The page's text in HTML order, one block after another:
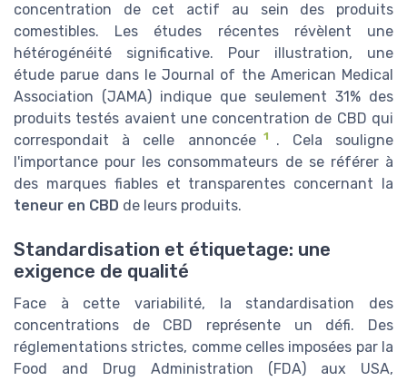
concentration de cet actif au sein des produits
comestibles. Les études récentes révèlent une
hétérogénéité significative. Pour illustration, une
étude parue dans le Journal of the American Medical
Association (JAMA) indique que seulement 31% des
produits testés avaient une concentration de CBD qui
correspondait à celle annoncée 1
. Cela souligne
l'importance pour les consommateurs de se référer à
des marques fiables et transparentes concernant la
teneur en CBD de leurs produits.
Standardisation et étiquetage: une
exigence de qualité
Face à cette variabilité, la standardisation des
concentrations de CBD représente un défi. Des
réglementations strictes, comme celles imposées par la
Food and Drug Administration (FDA) aux USA,